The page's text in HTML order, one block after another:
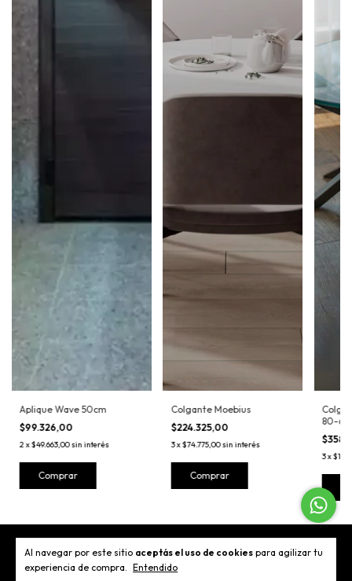
Al navegar por este sitio aceptás el uso de cookies para agilizar tu
experiencia de compra. Entendido
Aplique Wave 50cm
$99.326,00
2 x$49.663,00sin interés
Comprar
Colgante Moebius
$224.325,00
3x$74.775,00sin interés
Comprar
80-60
3x
Newsletter